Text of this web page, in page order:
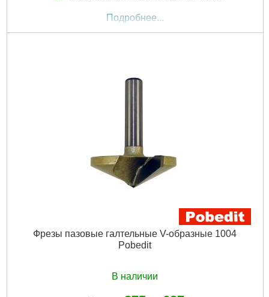
Подробнее...
Фрезы пазовые галтельные V-образные 1004
Pobedit
В наличии